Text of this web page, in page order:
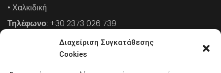
Διαχείριση Συγκατάθεσης
Cookies
• Χαλκιδική
Τηλέφωνο: +30 2373 026 739
: +30 2373 026 739
: info@cpaa.gr